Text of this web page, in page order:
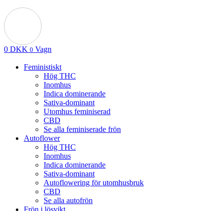
0 DKK 0 Vagn
Feministiskt
Hög THC
Inomhus
Indica dominerande
Sativa-dominant
Utomhus feminiserad
CBD
Se alla feminiserade frön
Autoflower
Hög THC
Inomhus
Indica dominerande
Sativa-dominant
Autoflowering för utomhusbruk
CBD
Se alla autofrön
Frön i lösvikt